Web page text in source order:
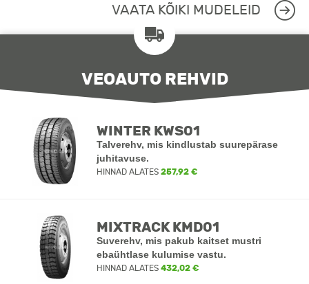
VAATA KÕIKI MUDELEID
VEOAUTO REHVID
WINTER KWS01
Talverehv, mis kindlustab suurepärase
juhitavuse.
HINNAD ALATES 257,92 €
MIXTRACK KMD01
Suverehv, mis pakub kaitset mustri
ebaühtlase kulumise vastu.
HINNAD ALATES 432,02 €